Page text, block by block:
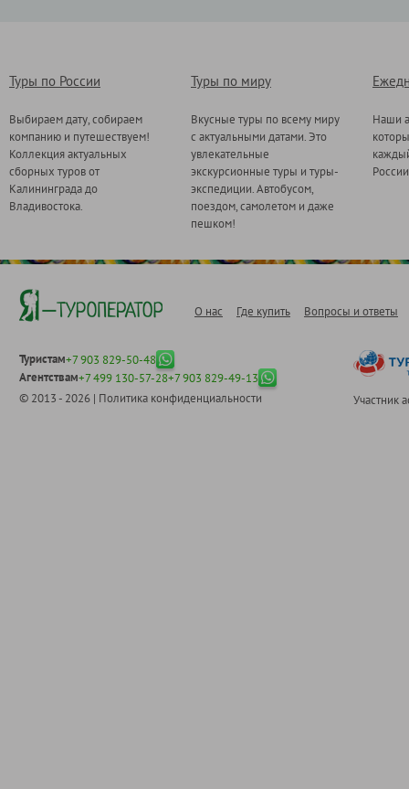
Туры по России
Выбираем дату, собираем
компанию и путешествуем!
Коллекция актуальных
сборных туров от
Калининграда до
Владивостока.
Туры по миру
Вкусные туры по всему миру
с актуальными датами. Это
увлекательные
экскурсионные туры и туры-
экспедиции. Автобусом,
поездом, самолетом и даже
пешком!
Наши
О нас Где купить Вопросы и ответы
Туристам+7 903 829-50-48
Агентствам+7 499 130-57-28+7 903 829-49-13
© 2013 - 2026 | Политика конфиденциальности Участник